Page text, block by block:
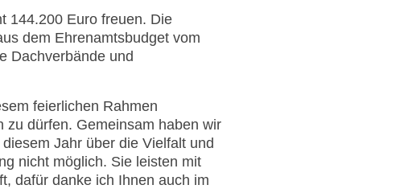
144.200 Euro freuen. Die
dem Ehrenamtsbudget vom
Dachverbände und
feierlichen Rahmen
zu dürfen. Gemeinsam haben wir
Jahr über die Vielfalt und
nicht möglich. Sie leisten mit
dafür danke ich Ihnen auch im